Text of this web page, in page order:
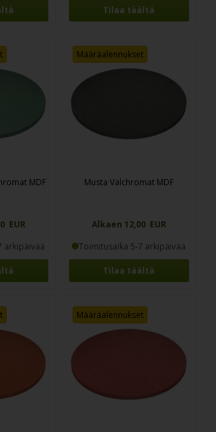
Tilaa täältä
MDF
EUR
arkipäivää
Määräalennukset
Musta Valchromat MDF
Alkaen 12,00 EUR
Toimitusaika 5-7 arkipäivää
Tilaa täältä
Määräalennukset